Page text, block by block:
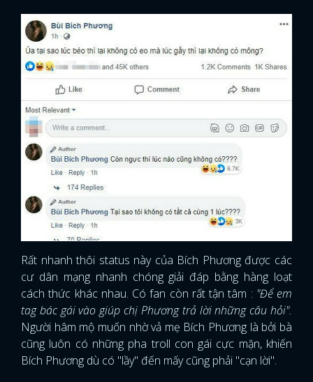
Rất nhanh thôi status này của Bích Phương được các
cư dân mạng nhanh chóng giải đáp bằng hàng loạt
cách thức khác nhau. Có fan còn rất tận tâm : "Để em
tag bác gái vào giúp chị Phương trả lời những câu hỏi".
Người hâm mộ muốn nhờ vả mẹ Bích Phương là bởi bà
cũng luôn có những pha troll con gái cực mặn, khiến
Bích Phương dù có "lầy" đến mấy cũng phải "cạn lời".